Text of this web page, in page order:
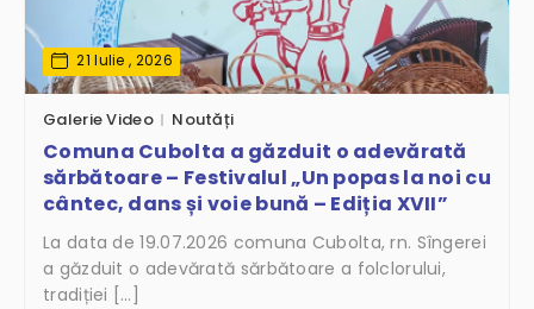
21 Iulie , 2026
Galerie Video Noutăți
Comuna Cubolta a găzduit o adevărată
sărbătoare – Festivalul „Un popas la noi cu
cântec, dans și voie bună – Ediția XVII”
La data de 19.07.2026 comuna Cubolta, rn. Sîngerei
a găzduit o adevărată sărbătoare a folclorului,
tradiției […]